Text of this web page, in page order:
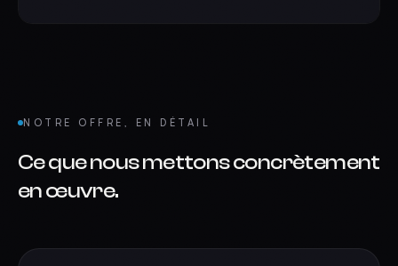
NOTRE OFFRE, EN DÉTAIL
Ce que nous mettons concrètement
en œuvre.